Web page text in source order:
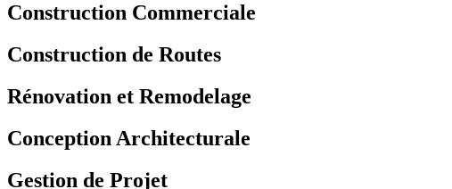
Construction Commerciale
Construction de Routes
Rénovation et Remodelage
Conception Architecturale
Gestion de Projet